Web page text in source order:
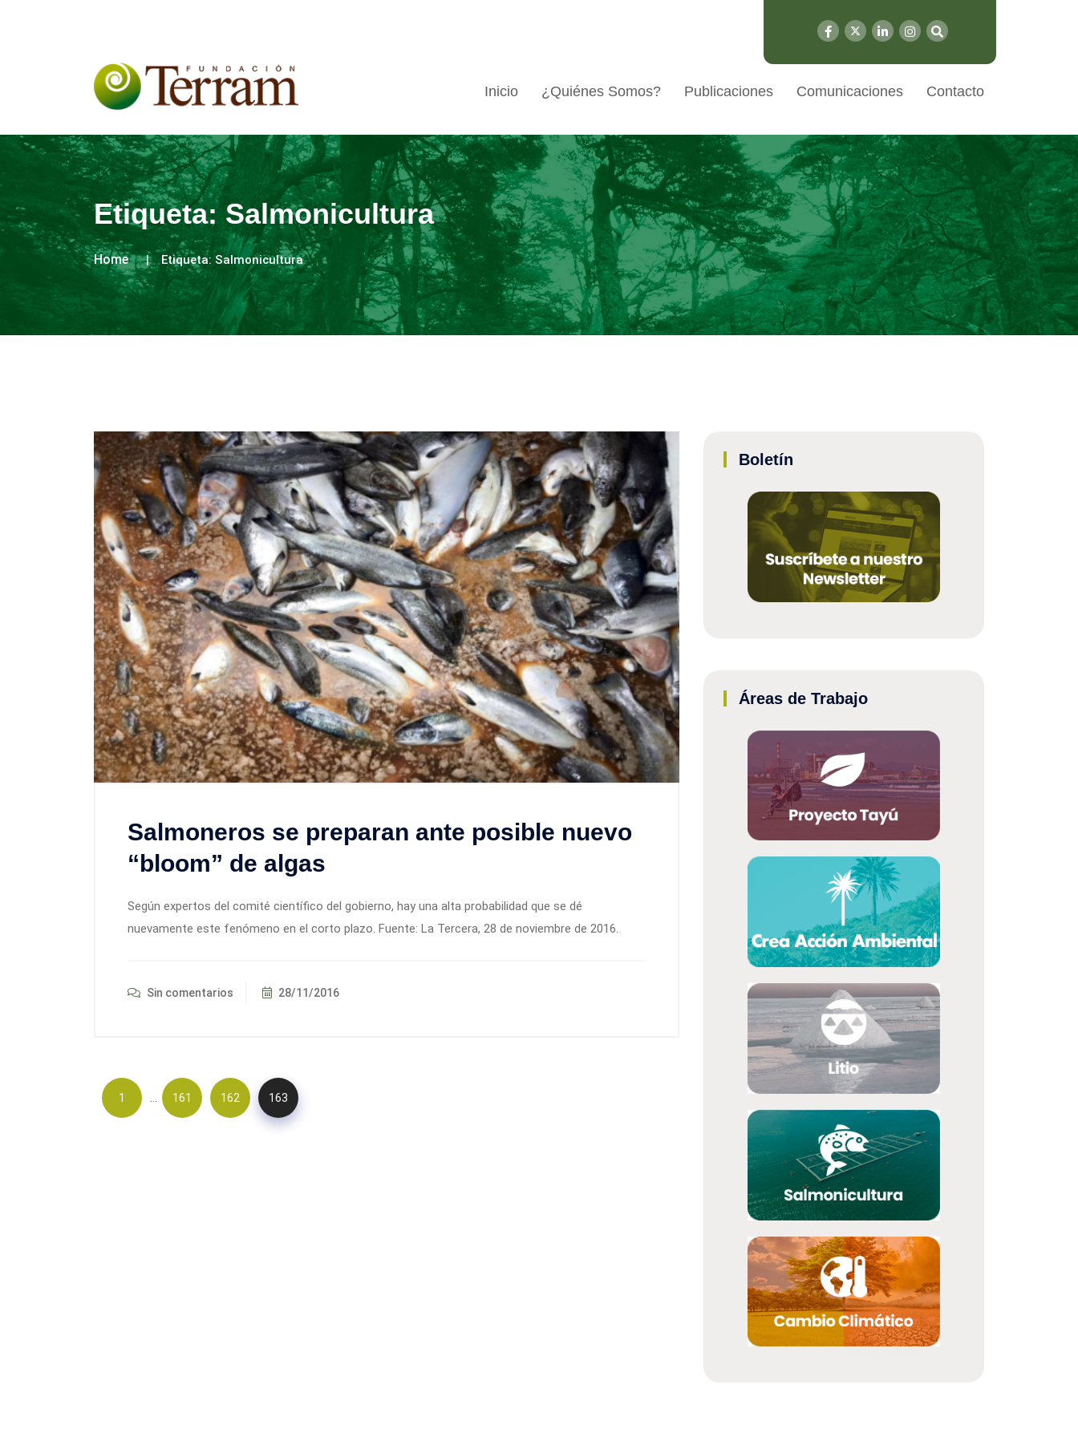
Inicio ¿Quiénes Somos? Publicaciones Comunicaciones Contacto
Etiqueta:Salmonicultura
Home Etiqueta:Salmonicultura
Salmoneros se preparan ante posible nuevo
“bloom” de algas
Según expertos del comité científico del gobierno, hay una alta probabilidad que se dé
nuevamente este fenómeno en el corto plazo. Fuente: La Tercera, 28 de noviembre de 2016.
Sin comentarios 28/11/2016
1 … 161 162 163
Boletín
Áreas de Trabajo